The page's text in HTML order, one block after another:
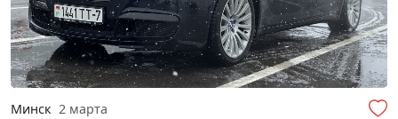
Минск 2 марта